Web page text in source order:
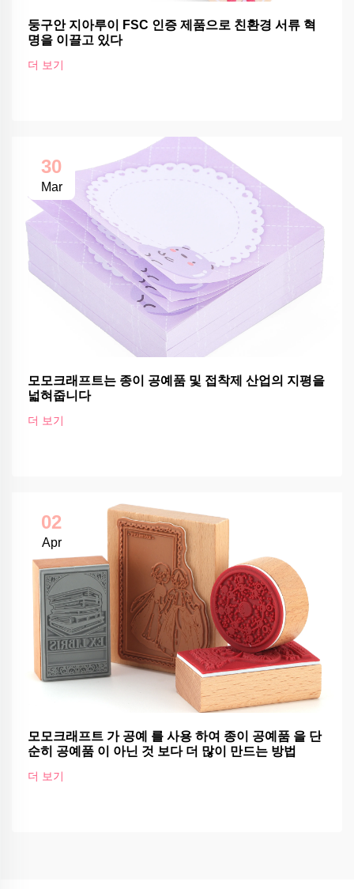
둥구안 지아루이 FSC 인증 제품으로 친환경 서류 혁
명을 이끌고 있다
더 보기
30
Mar
모모크래프트는 종이 공예품 및 접착제 산업의 지평을
넓혀줍니다
더 보기
02
Apr
모모크래프트 가 공예 를 사용 하여 종이 공예품 을 단
순히 공예품 이 아닌 것 보다 더 많이 만드는 방법
더 보기